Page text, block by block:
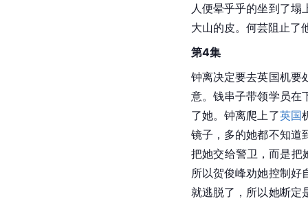
人便晕乎乎的坐到了
大山的皮。何芸阻止了
第4集
钟离决定要去英国机要
意。钱串子带领学员在
了她。钟离爬上了英国
镜子，多的她都不知道
把她交给警卫，而是把
所以贺俊峰劝她控制好
就逃脱了，所以她断定